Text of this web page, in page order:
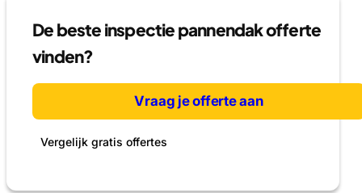
De beste inspectie pannendak offerte
vinden?
Vraag je offerte aan
Vergelijk gratis offertes